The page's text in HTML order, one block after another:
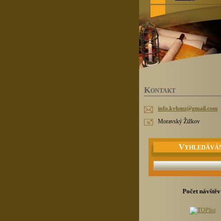
KONTAKT
info.kvhmz@gmail.com
Moravský Žižkov
V
Počet